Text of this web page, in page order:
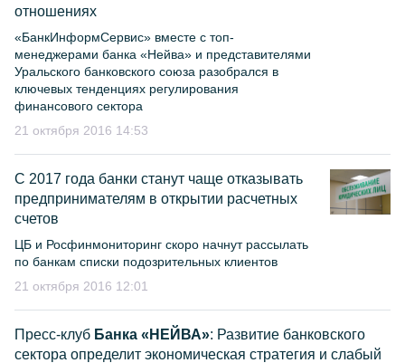
отношениях
«БанкИнформСервис» вместе с топ-
менеджерами банка «Нейва» и представителями
Уральского банковского союза разобрался в
ключевых тенденциях регулирования
финансового сектора
21 октября 2016 14:53
С 2017 года банки станут чаще отказывать
предпринимателям в открытии расчетных
счетов
ЦБ и Росфинмониторинг скоро начнут рассылать
по банкам списки подозрительных клиентов
21 октября 2016 12:01
Пресс-клуб Банка «НЕЙВА»: Развитие банковского
сектора определит экономическая стратегия и слабый